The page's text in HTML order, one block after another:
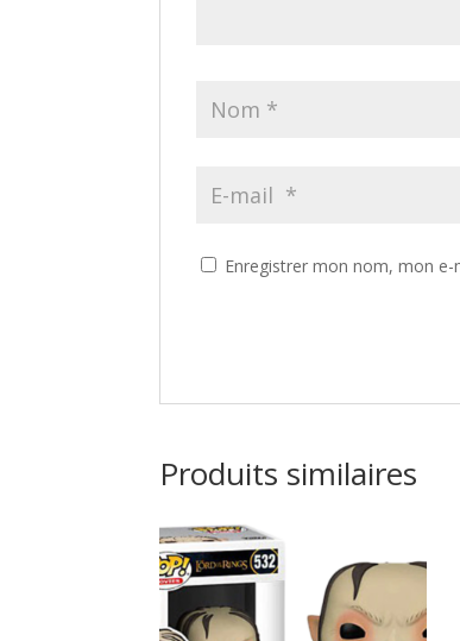
Enregistrer mon nom, mon
l
r
a
t
v
Produits similaires